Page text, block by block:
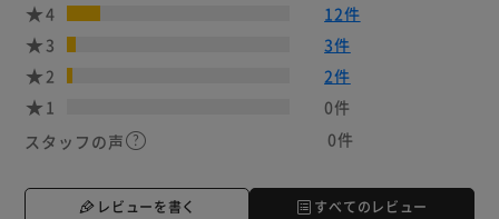
4
12件
3
3件
2
2件
1
0件
スタッフの声
0件
レビューを書く すべてのレビュー